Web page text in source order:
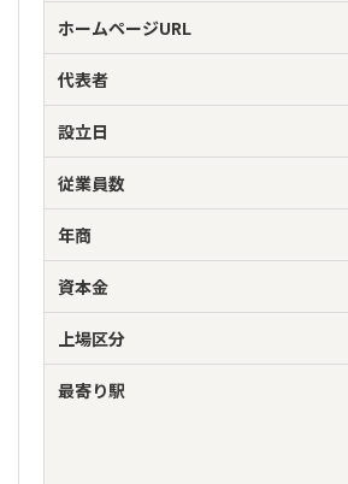
ホームページURL
代表者
設立日
従業員数
年商
資本金
上場区分
最寄り駅